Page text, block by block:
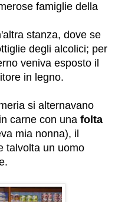
famiglie della
stanza, dove se
degli alcolici; per
veniva esposto il
in legno.
si alternavano
carne con una folta
mia nonna), il
talvolta un uomo